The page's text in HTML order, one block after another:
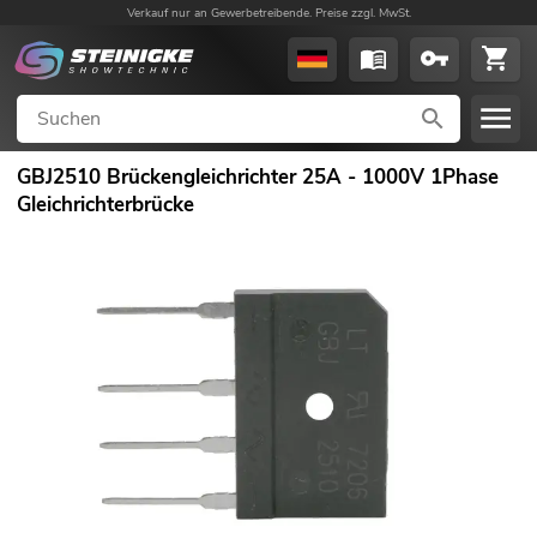
Verkauf nur an Gewerbetreibende. Preise zzgl. MwSt.
GBJ2510 Brückengleichrichter 25A - 1000V 1Phase
Gleichrichterbrücke